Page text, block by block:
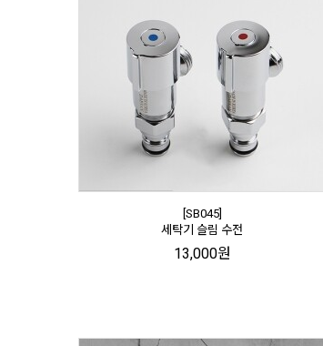
[SB045]
세탁기 슬림 수전
13,000원